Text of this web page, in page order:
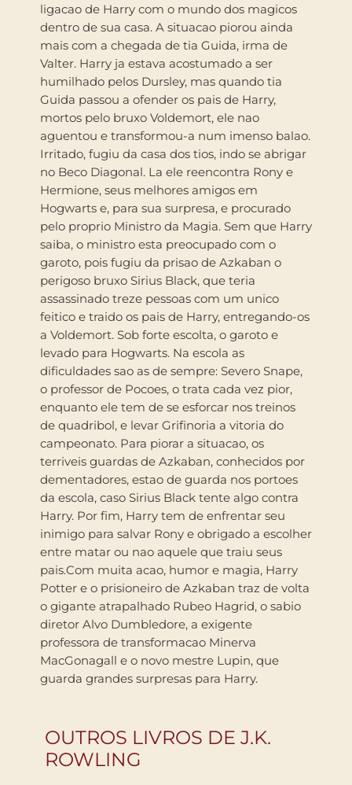
ligacao de Harry com o mundo dos magicos
dentro de sua casa. A situacao piorou ainda
mais com a chegada de tia Guida, irma de
Valter. Harry ja estava acostumado a ser
humilhado pelos Dursley, mas quando tia
Guida passou a ofender os pais de Harry,
mortos pelo bruxo Voldemort, ele nao
aguentou e transformou-a num imenso balao.
Irritado, fugiu da casa dos tios, indo se abrigar
no Beco Diagonal. La ele reencontra Rony e
Hermione, seus melhores amigos em
Hogwarts e, para sua surpresa, e procurado
pelo proprio Ministro da Magia. Sem que Harry
saiba, o ministro esta preocupado com o
garoto, pois fugiu da prisao de Azkaban o
perigoso bruxo Sirius Black, que teria
assassinado treze pessoas com um unico
feitico e traido os pais de Harry, entregando-os
a Voldemort. Sob forte escolta, o garoto e
levado para Hogwarts. Na escola as
dificuldades sao as de sempre: Severo Snape,
o professor de Pocoes, o trata cada vez pior,
enquanto ele tem de se esforcar nos treinos
de quadribol, e levar Grifinoria a vitoria do
campeonato. Para piorar a situacao, os
terriveis guardas de Azkaban, conhecidos por
dementadores, estao de guarda nos portoes
da escola, caso Sirius Black tente algo contra
Harry. Por fim, Harry tem de enfrentar seu
inimigo para salvar Rony e obrigado a escolher
entre matar ou nao aquele que traiu seus
pais.Com muita acao, humor e magia, Harry
Potter e o prisioneiro de Azkaban traz de volta
o gigante atrapalhado Rubeo Hagrid, o sabio
diretor Alvo Dumbledore, a exigente
professora de transformacao Minerva
MacGonagall e o novo mestre Lupin, que
guarda grandes surpresas para Harry.
OUTROS LIVROS DE J.K.
ROWLING